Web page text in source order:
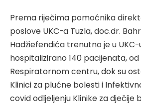
Prema riječima pomoćnika
poslove UKC-a Tuzla, doc.dr.
Hadžiefendića trenutno je u UKC-
hospitalizirano 140 pacijenata, od
Respiratornom centru, dok su
Klinici za plućne bolesti i
covid odljeljenju Klinike za dječije